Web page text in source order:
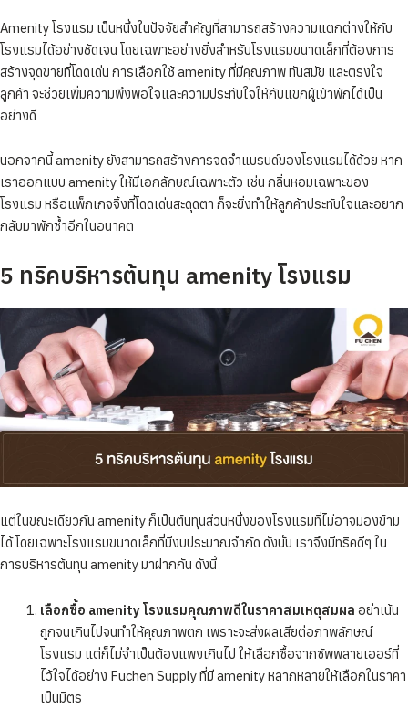
Amenity โรงแรม เป็นหนึ่งในปัจจัยสำคัญที่สามารถสร้างความแตกต่างให้กับ
โรงแรมได้อย่างชัดเจน โดยเฉพาะอย่างยิ่งสำหรับโรงแรมขนาดเล็กที่ต้องการ
สร้างจุดขายที่โดดเด่น การเลือกใช้ amenity ที่มีคุณภาพ ทันสมัย และตรงใจ
ลูกค้า จะช่วยเพิ่มความพึงพอใจและความประทับใจให้กับแขกผู้เข้าพักได้เป็น
อย่างดี
นอกจากนี้ amenity ยังสามารถสร้างการจดจำแบรนด์ของโรงแรมได้ด้วย หาก
เราออกแบบ amenity ให้มีเอกลักษณ์เฉพาะตัว เช่น กลิ่นหอมเฉพาะของ
โรงแรม หรือแพ็กเกจจิ้งที่โดดเด่นสะดุดตา ก็จะยิ่งทำให้ลูกค้าประทับใจและอยาก
กลับมาพักซ้ำอีกในอนาคต
5 ทริคบริหารต้นทุน amenity โรงแรม
แต่ในขณะเดียวกัน amenity ก็เป็นต้นทุนส่วนหนึ่งของโรงแรมที่ไม่อาจมองข้าม
ได้ โดยเฉพาะโรงแรมขนาดเล็กที่มีงบประมาณจำกัด ดังนั้น เราจึงมีทริคดีๆ ใน
การบริหารต้นทุน amenity มาฝากกัน ดังนี้
เลือกซื้อ amenity โรงแรมคุณภาพดีในราคาสมเหตุสมผล อย่าเน้น
ถูกจนเกินไปจนทำให้คุณภาพตก เพราะจะส่งผลเสียต่อภาพลักษณ์
โรงแรม แต่ก็ไม่จำเป็นต้องแพงเกินไป ให้เลือกซื้อจากซัพพลายเออร์ที่
ไว้ใจได้อย่าง Fuchen Supply ที่มี amenity หลากหลายให้เลือกในราคา
เป็นมิตร